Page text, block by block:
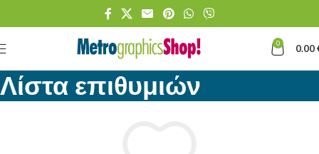
0 0.00
Λίστα επιθυμιών